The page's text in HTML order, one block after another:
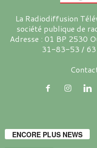
La Radiodiffusion
société publique de
Adresse : 01 BP 2530
31-83-53 /
ENCORE PLUS NEWS